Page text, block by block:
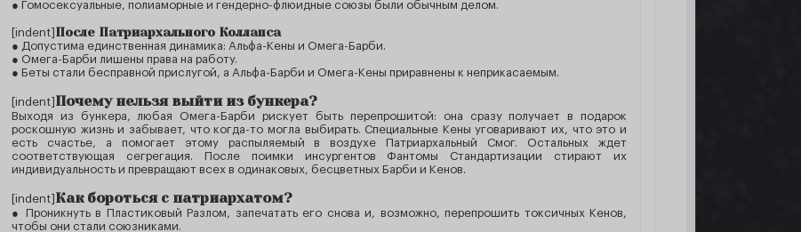
● Гомосексуальные, полиаморные и гендерно-флюидные союзы были обычным делом.
[indent] После Патриархального Коллапса
● Допустима единственная динамика: Альфа-Кены и Омега-Барби.
● Омега-Барби лишены права на работу.
● Беты стали бесправной прислугой, а Альфа-Барби и Омега-Кены приравнены к неприкасаемым.
[indent] Почему нельзя выйти из бункера?
Выходя из бункера, любая Омега-Барби рискует быть перепрошитой: она сразу получает в подарок
роскошную жизнь и забывает, что когда-то могла выбирать. Специальные Кены уговаривают их, что это и
есть счастье, а помогает этому распыляемый в воздухе Патриархальный Смог. Остальных ждет
соответствующая сегрегация. После поимки инсургентов Фантомы Стандартизации стирают их
индивидуальность и превращают всех в одинаковых, бесцветных Барби и Кенов.
[indent] Как бороться с патриархатом?
● Проникнуть в Пластиковый Разлом, запечатать его снова и, возможно, перепрошить токсичных Кенов,
чтобы они стали союзниками.